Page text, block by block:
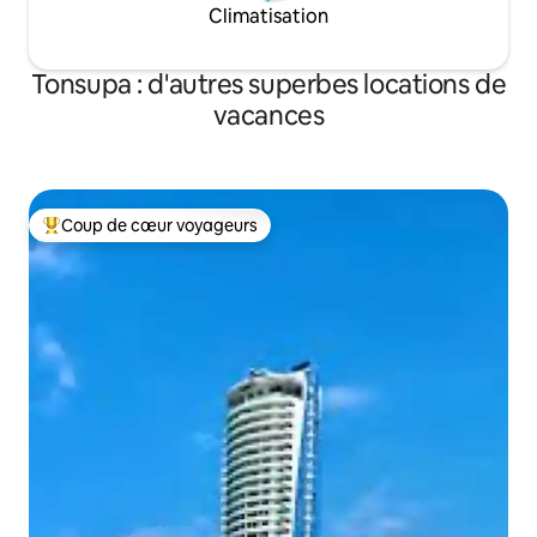
Climatisation
Tonsupa : d'autres superbes locations de
vacances
Coups de cœur voyageurs les plus appréciés
Coup de cœur voyageurs